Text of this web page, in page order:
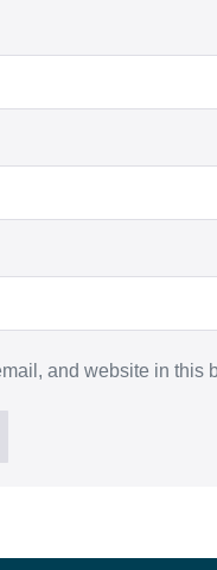
and website in this